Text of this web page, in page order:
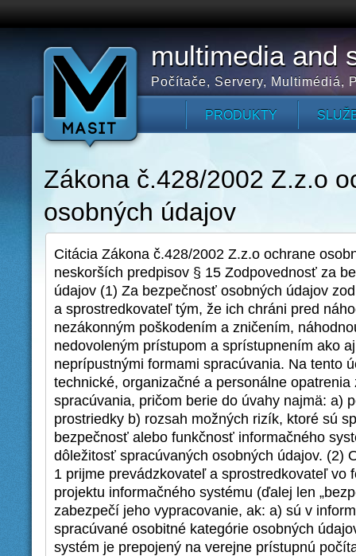
multimedia and
Počítače, Servery, Multimédiá,
PRODUKTY
Zákona č.428/2002 Z.z.o
osobných údajov
Citácia Zákona č.428/2002 Z.z.o ochrane
neskorších predpisov § 15 Zodpovednosť za
údajov (1) Za bezpečnosť osobných údajov
a sprostredkovateľ tým, že ich chráni pred
nezákonným poškodením a zničením,
nedovoleným prístupom a sprístupnením ako
neprípustnými formami spracúvania. Na tento
technické, organizačné a personálne
spracúvania, pričom berie do úvahy najmä: a)
prostriedky b) rozsah možných rizík, ktoré sú
bezpečnosť alebo funkčnosť informačného
dôležitosť spracúvaných osobných údajov. (2)
1 prijme prevádzkovateľ a sprostredkovateľ vo
projektu informačného systému (ďalej len
zabezpečí jeho vypracovanie, ak: a) sú v
spracúvané osobitné kategórie osobných
systém je prepojený na verejne prístupnú